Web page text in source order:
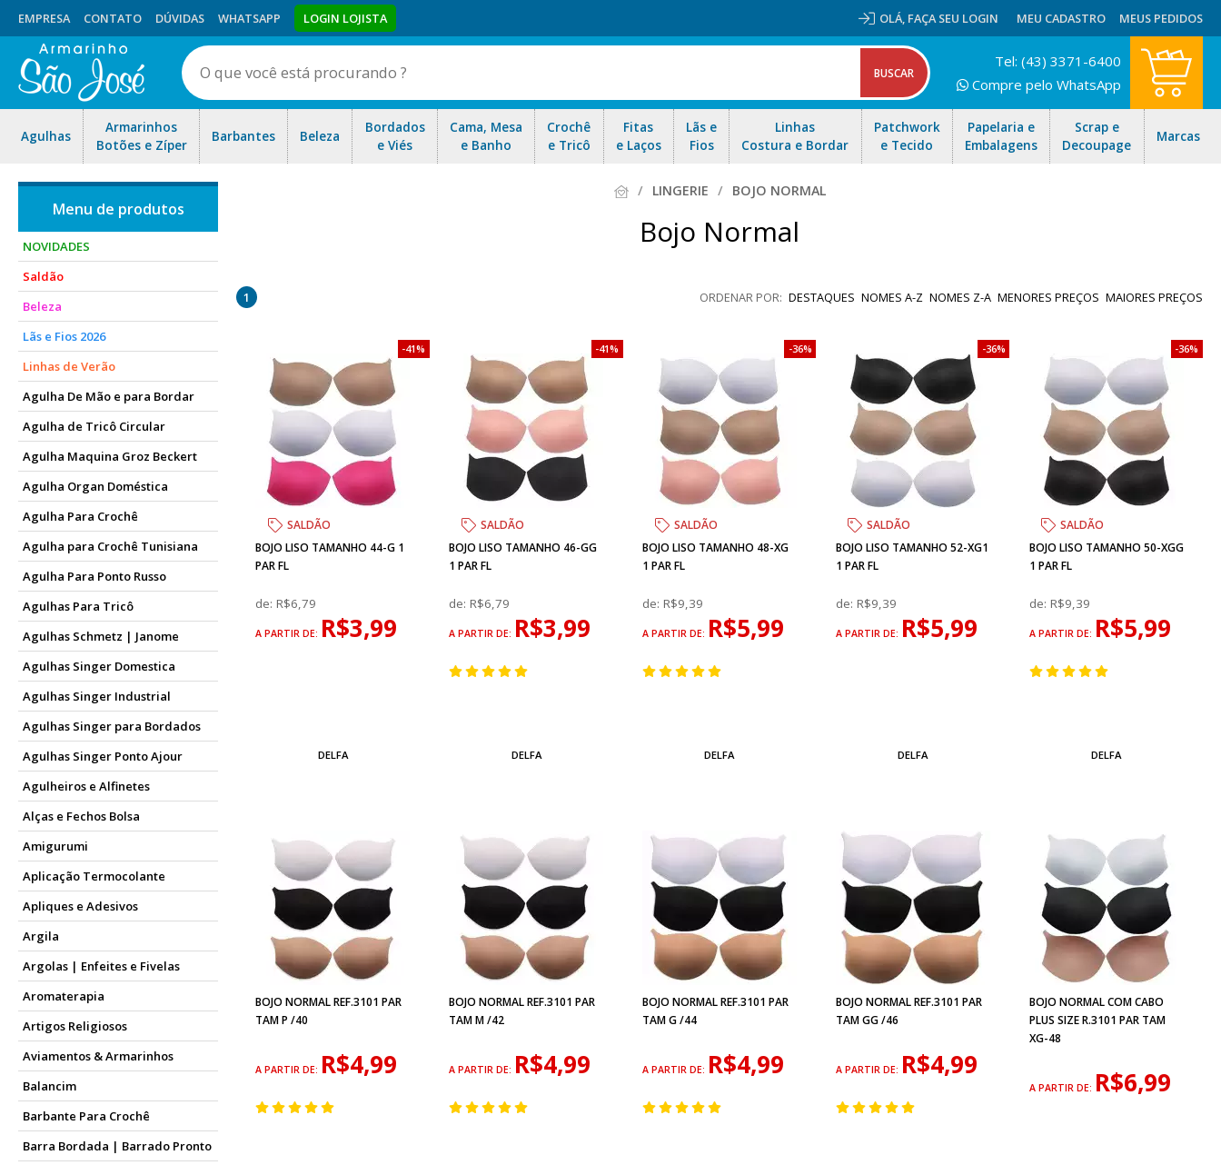
OLÁ, FAÇA SEU LOGIN
EMPRESA CONTATO DÚVIDAS WHATSAPP LOGIN LOJISTA MEU CADASTRO MEUS PEDIDOS
Agulhas
Armarinhos
Botões e Zíper
Barbantes Beleza
Bordados
e Viés
Cama, Mesa
e Banho
Crochê
e Tricô
Fitas
e Laços
Lãs e
Fios
Linhas
Costura e Bordar
Patchwork
e Tecido
Papelaria e
Embalagens
Scrap e
Decoupage
Marcas
Tel: (43) 3371-6400
Compre pelo WhatsApp
NOVIDADES
Saldão
Beleza
Lãs e Fios 2026
Linhas de Verão
Agulha De Mão e para Bordar
Agulha de Tricô Circular
Agulha Maquina Groz Beckert
Agulha Organ Doméstica
Agulha Para Crochê
Agulha para Crochê Tunisiana
Agulha Para Ponto Russo
Agulhas Para Tricô
Agulhas Schmetz | Janome
Agulhas Singer Domestica
Agulhas Singer Industrial
Agulhas Singer para Bordados
Agulhas Singer Ponto Ajour
Agulheiros e Alfinetes
Alças e Fechos Bolsa
Amigurumi
Aplicação Termocolante
Apliques e Adesivos
Argila
Argolas | Enfeites e Fivelas
Aromaterapia
Artigos Religiosos
Aviamentos & Armarinhos
Balancim
Barbante Para Crochê
Barra Bordada | Barrado Pronto
LINGERIE BOJO NORMAL
Bojo Normal
DESTAQUES NOMES A-Z NOMES Z-A MENORES PREÇOS MAIORES PREÇOS
1
SALDÃO
BOJO LISO TAMANHO 44-G 1
PAR FL
de:R$6,79
A PARTIR DE: R$3,99
41%
DELFA
SALDÃO
BOJO LISO TAMANHO 46-GG
1 PAR FL
de:R$6,79
A PARTIR DE: R$3,99
41%
DELFA
SALDÃO
BOJO LISO TAMANHO 48-XG
1 PAR FL
de: R$9,39
A PARTIR DE: R$5,99
36%
DELFA
SALDÃO
BOJO LISO TAMANHO 52-XG1
1 PAR FL
de: R$9,39
A PARTIR DE: R$5,99
36%
DELFA
SALDÃO
BOJO LISO TAMANHO 50-XGG
1 PAR FL
de: R$9,39
A PARTIR DE: R$5,99
36%
DELFA
BOJO NORMAL REF.3101 PAR
TAM P /40
A PARTIR DE: R$4,99
BOJO NORMAL REF.3101 PAR
TAM M /42
A PARTIR DE: R$4,99
BOJO NORMAL REF.3101 PAR
TAM G /44
A PARTIR DE: R$4,99
BOJO NORMAL REF.3101 PAR
TAM GG /46
A PARTIR DE: R$4,99
BOJO NORMAL COM CABO
PLUS SIZE R.3101 PAR TAM
XG-48
A PARTIR DE: R$6,99